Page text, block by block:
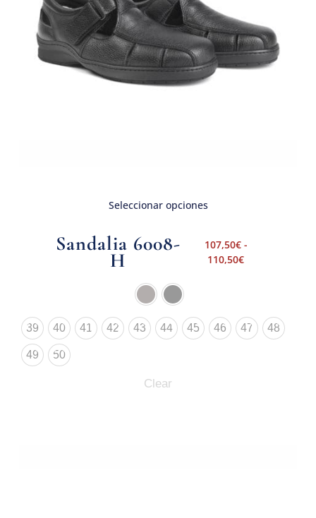
Seleccionar opciones
Sandalia 6008-
H
107,50€ -
110,50€
39 40 41 42 43 44 45 46 47 48
49 50
Clear